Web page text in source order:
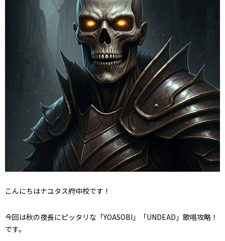
こんにちはナユタス府中校です！
今回は秋の夜長にピッタリな「YOASOBI」「UNDEAD」歌唱攻略！
です。